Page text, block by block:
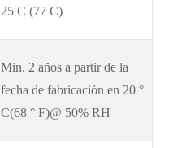
25 C (77 C)
Min. 2 años a partir de la
fecha de fabricación en 20 °
C(68 ° F)@ 50% RH